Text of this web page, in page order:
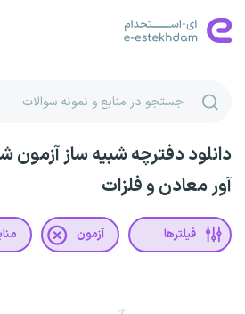
دانلود دفترچه شبیه ساز
آور معادن و فلزات
فیلترها آزمون